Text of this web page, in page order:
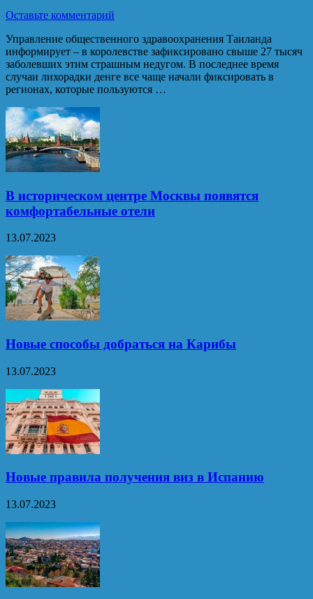
Оставьте комментарий
Управление общественного здравоохранения Таиланда
информирует – в королевстве зафиксировано свыше 27 тысяч
заболевших этим страшным недугом. В последнее время
случаи лихорадки денге все чаще начали фиксировать в
регионах, которые пользуются …
В историческом центре Москвы появятся
комфортабельные отели
13.07.2023
Новые способы добраться на Карибы
13.07.2023
Новые правила получения виз в Испанию
13.07.2023